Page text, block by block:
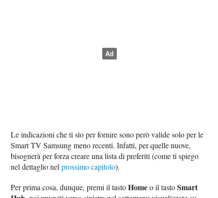
Le indicazioni che ti sto per fornire sono però valide solo per le
Smart TV Samsung meno recenti. Infatti, per quelle nuove,
bisognerà per forza creare una lista di preferiti (come ti spiego
nel dettaglio nelprossimo capitolo).
Per prima cosa, dunque, premi il tastoHomeo il tastoSmart